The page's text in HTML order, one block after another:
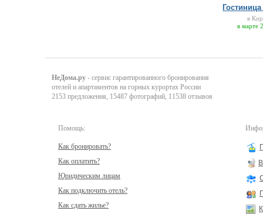
в
в марте
НеДома.ру - сервис гарантированного бронирования
отелей и апартаментов на горных курортах России
2153 предложения, 15487 фотографий, 11538 отзывов
Помощь:
Как бронировать?
Как оплатить?
Юридическим лицам
Как подключить отель?
Как сдать жилье?